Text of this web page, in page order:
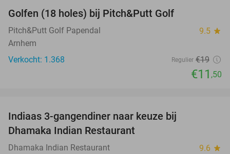
Golfen (18 holes) bij Pitch&Putt Golf
Pitch&Putt Golf Papendal 9.5 star
Arnhem
Verkocht: 1.368
Regulier €19
€11 ,50
Indiaas 3-gangendiner naar keuze bij
Dhamaka Indian Restaurant
Dhamaka Indian Restaurant 9.6 star